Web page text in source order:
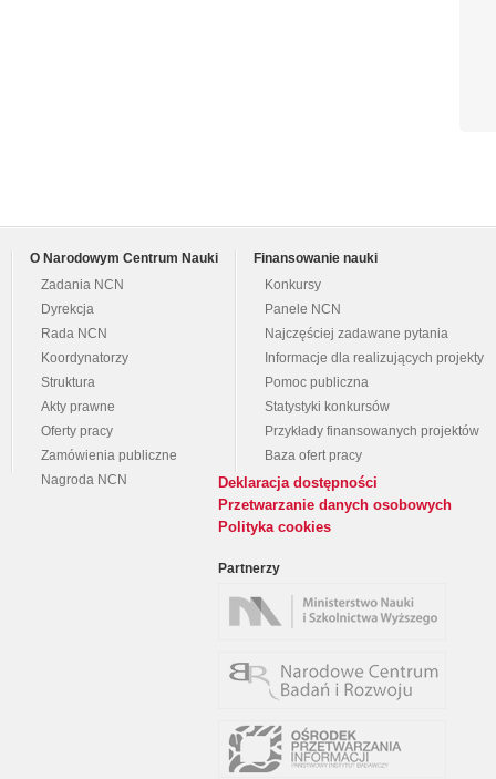
O Narodowym Centrum Nauki
Zadania NCN
Dyrekcja
Rada NCN
Koordynatorzy
Struktura
Akty prawne
Oferty pracy
Zamówienia publiczne
Nagroda NCN
Finansowanie nauki
Konkursy
Panele NCN
Najczęściej zadawane pytania
Informacje dla realizujących projekty
Pomoc publiczna
Statystyki konkursów
Przykłady finansowanych projektów
Baza ofert pracy
Deklaracja dostępności
Przetwarzanie danych osobowych
Polityka cookies
Partnerzy